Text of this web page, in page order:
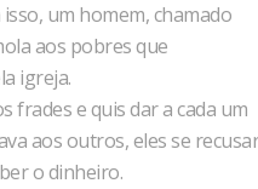
um homem, chamado
aos pobres que
igreja.
frades e quis dar a cada um
aos outros, eles se
o dinheiro.